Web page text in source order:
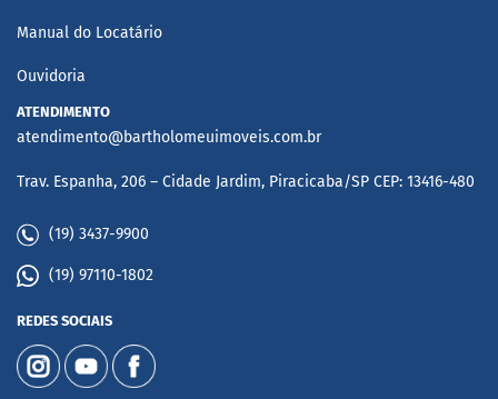
Manual do Locatário
Ouvidoria
ATENDIMENTO
atendimento@bartholomeuimoveis.com.br
Trav. Espanha, 206 – Cidade Jardim, Piracicaba/SP CEP: 13416-480
(19) 3437-9900
(19) 97110-1802
REDES SOCIAIS